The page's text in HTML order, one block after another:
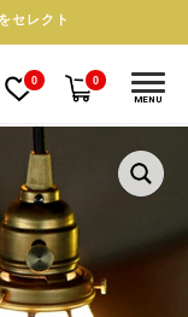
セレクト
0 0
MENU